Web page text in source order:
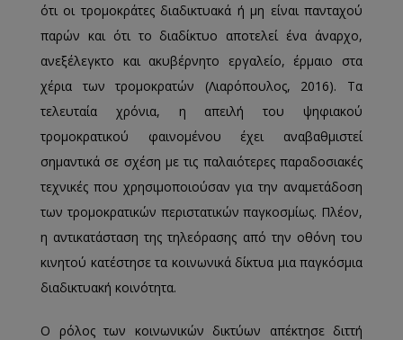
ότι οι τρομοκράτες διαδικτυακά ή μη είναι πανταχού
παρών και ότι το διαδίκτυο αποτελεί ένα άναρχο,
ανεξέλεγκτο και ακυβέρνητο εργαλείο, έρμαιο στα
χέρια των τρομοκρατών (Λιαρόπουλος, 2016). Τα
τελευταία χρόνια, η απειλή του ψηφιακού
τρομοκρατικού φαινομένου έχει αναβαθμιστεί
σημαντικά σε σχέση με τις παλαιότερες παραδοσιακές
τεχνικές που χρησιμοποιούσαν για την αναμετάδοση
των τρομοκρατικών περιστατικών παγκοσμίως. Πλέον,
η αντικατάσταση της τηλεόρασης από την οθόνη του
κινητού κατέστησε τα κοινωνικά δίκτυα μια παγκόσμια
διαδικτυακή κοινότητα.
Ο ρόλος των κοινωνικών δικτύων απέκτησε διττή